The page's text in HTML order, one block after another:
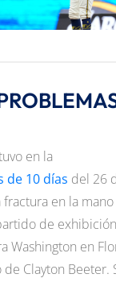
en la
de 10 días del 26
en la
de
Washington en
Clayton Beeter.